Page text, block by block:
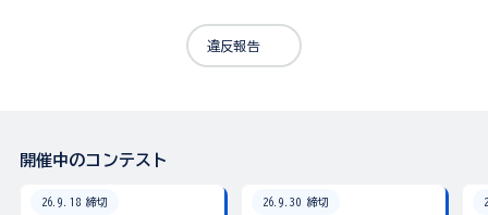
違反報告
開催中のコンテスト
26.9.18 締切 26.9.30 締切